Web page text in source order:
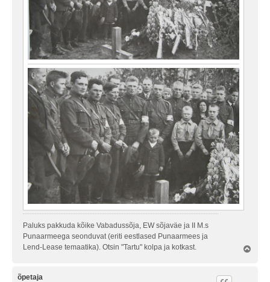
Paluks pakkuda kõike Vabadussõja, EW sõjaväe ja II M.s
Punaarmeega seonduvat (eriti eestlased Punaarmees ja
Lend-Lease temaatika). Otsin "Tartu" kolpa ja kotkast.
õpetaja